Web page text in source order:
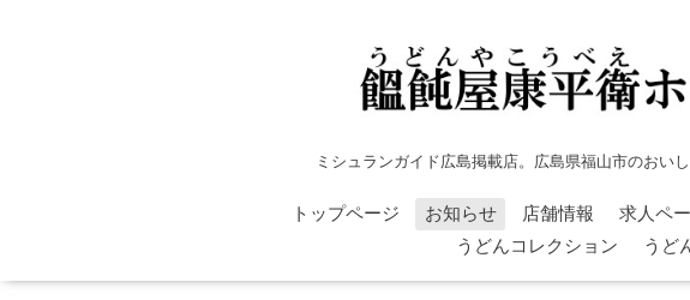
ミシュランガイド広島掲載店。広島県福山市のおい
トップページ お知らせ 店舗情報 求人ペ
うどんコレクション
うど